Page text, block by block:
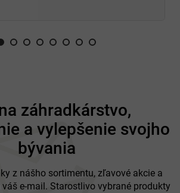
záhradkárstvo,
a vylepšenie svojho
bývania
z nášho sortimentu, zľavové akcie a
e-mail. Starostlivo vybrané produkty